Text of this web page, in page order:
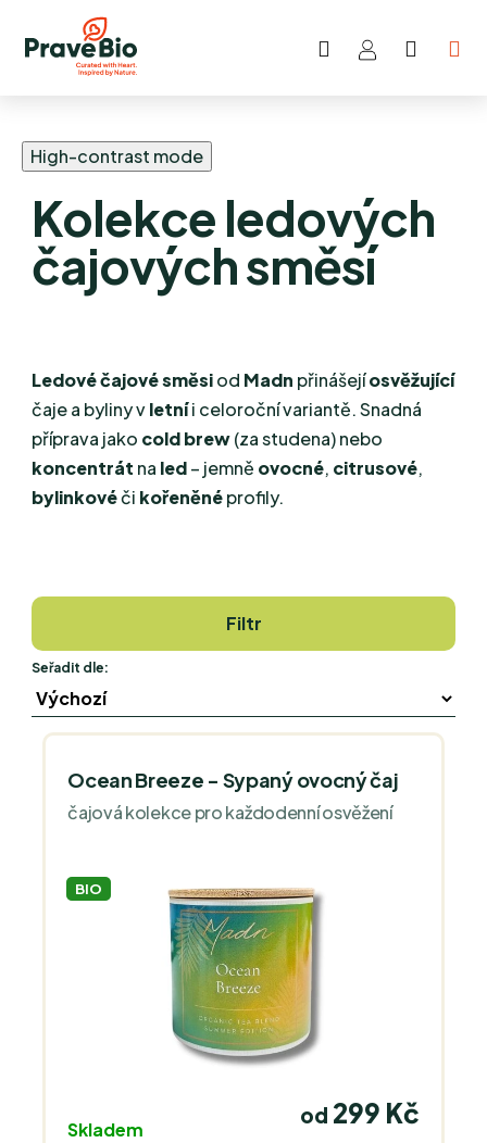
Přejít
Hledat
High-contrast mode
Kolekce ledových
čajových směsí
Ledové čajové směsiod Madn přinášejíosvěžující
čaje a byliny vletníi celoroční variantě. Snadná
příprava jako cold brew(za studena) nebo
koncentrát na led– jemně ovocné, citrusové,
bylinkovéči kořeněnéprofily.
Filtr
Seřadit dle:
Ocean Breeze - Sypaný ovocný čaj
čajová kolekce pro každodenní osvěžení
BIO
Skladem
od 299 Kč